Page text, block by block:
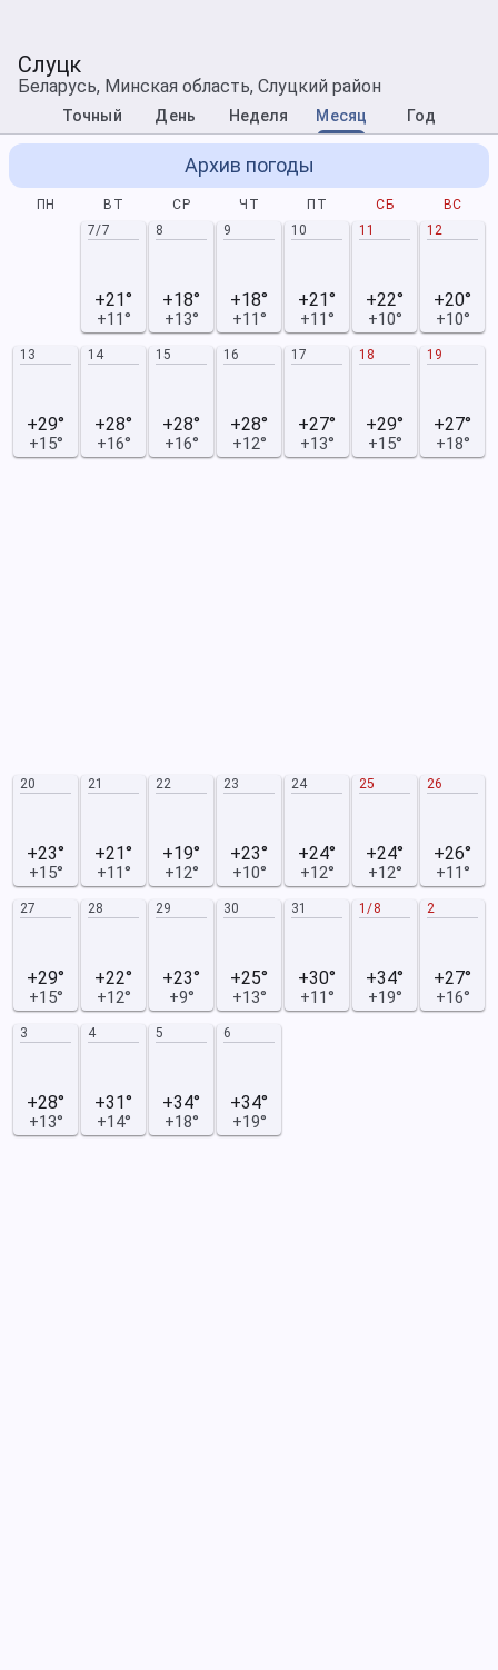
Слуцк
Беларусь, Минская область, Слуцкий район
Точный День Неделя Месяц Год
Архив погоды
ПН ВТ СР ЧТ ПТ СБ
ВС
7/7
+21°
+11°
8
+18°
+13°
9
+18°
+11°
10
+21°
+11°
11
+22°
+10°
12
+20°
+10°
13
+29°
+15°
14
+28°
+16°
15
+28°
+16°
16
+28°
+12°
17
+27°
+13°
18
+29°
+15°
19
+27°
+18°
20
+23°
+15°
21
+21°
+11°
22
+19°
+12°
23
+23°
+10°
24
+24°
+12°
25
+24°
+12°
26
+26°
+11°
27
+29°
+15°
28
+22°
+12°
29
+23°
+9°
30
+25°
+13°
31
+30°
+11°
1/8
+34°
+19°
2
+27°
+16°
3
+28°
+13°
4
+31°
+14°
5
+34°
+18°
6
+34°
+19°